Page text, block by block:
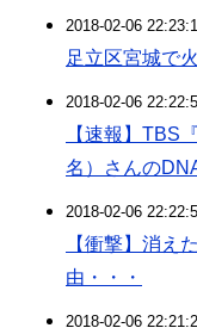
2018-02-06
足立区宮城で
2018-02-06
【速報】TBS
名）さんの
2018-02-06
【衝撃】消え
由・・・
2018-02-06